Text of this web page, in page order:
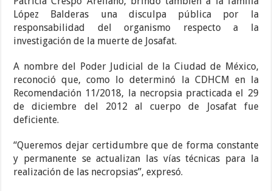
López Balderas una disculpa pública por la
responsabilidad del organismo respecto a la
investigación de la muerte de Josafat.
A nombre del Poder Judicial de la Ciudad de México,
reconoció que, como lo determinó la CDHCM en la
Recomendación 11/2018, la necropsia practicada el 29
de diciembre del 2012 al cuerpo de Josafat fue
deficiente.
“Queremos dejar certidumbre que de forma constante
y permanente se actualizan las vías técnicas para la
realización de las necropsias”, expresó.